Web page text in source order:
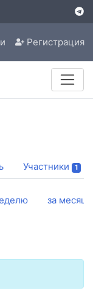
Регистрация
Участники 1
за месяц